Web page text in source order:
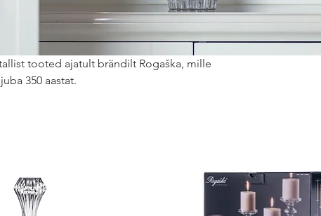
tooted ajatult brändilt Rogaška, mille
350 aastat.